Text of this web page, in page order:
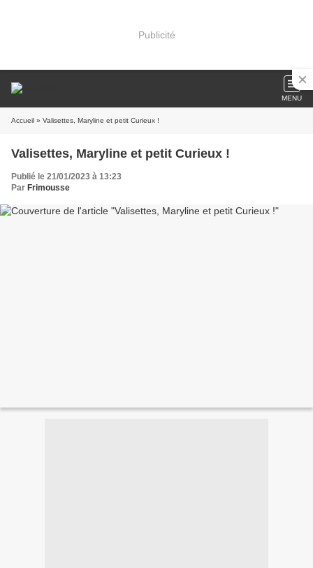
Publicité
MENU
Accueil » Valisettes, Maryline et petit Curieux !
Valisettes, Maryline et petit Curieux !
Publié le 21/01/2023 à 13:23
Par Frimousse